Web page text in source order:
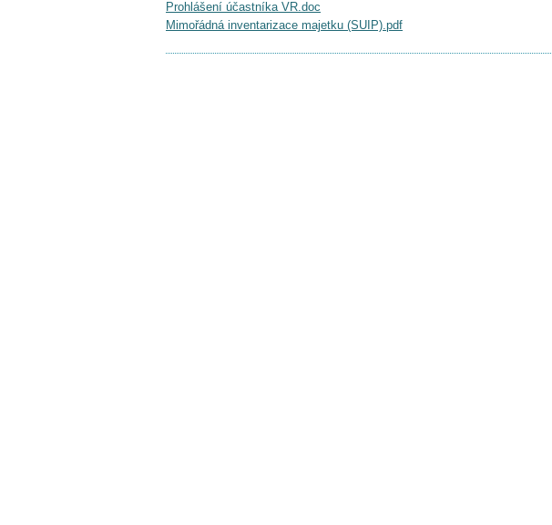
Prohlášení účastníka VR.doc
Mimořádná inventarizace majetku (SUIP).pdf